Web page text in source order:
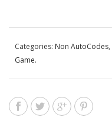
Categories: Non AutoCodes,
Game.